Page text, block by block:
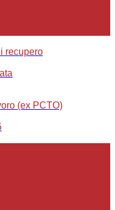
recupero
(ex PCTO)